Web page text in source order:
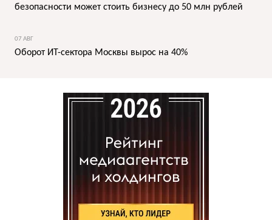
безопасности может стоить бизнесу до 50 млн рублей
07 АВГ
Оборот ИТ-сектора Москвы вырос на 40%